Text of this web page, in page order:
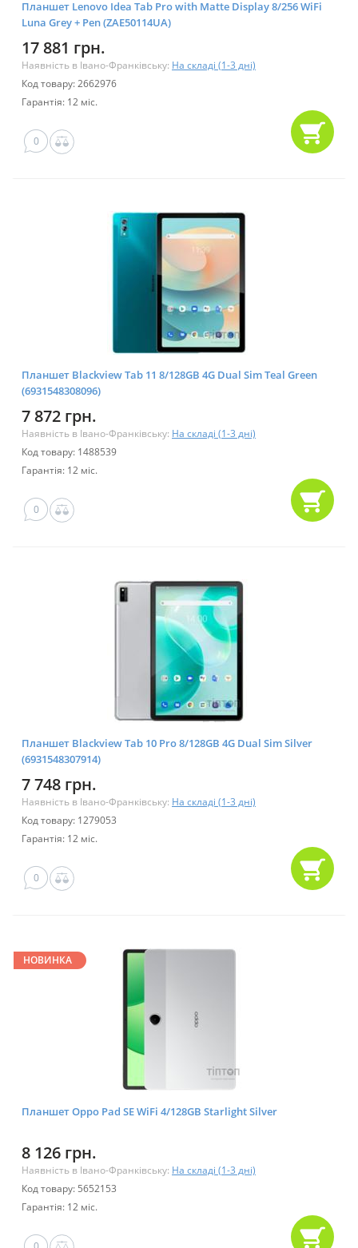
Планшет Lenovo Idea Tab Pro with Matte Display 8/256 WiFi
Luna Grey + Pen (ZAE50114UA)
17 881 грн.
Наявність в Івано-Франківську: На складі (1-3 дні)
Код товару: 2662976
Гарантія: 12 міс.
0
Планшет Blackview Tab 11 8/128GB 4G Dual Sim Teal Green
(6931548308096)
7 872 грн.
Наявність в Івано-Франківську: На складі (1-3 дні)
Код товару: 1488539
Гарантія: 12 міс.
0
Планшет Blackview Tab 10 Pro 8/128GB 4G Dual Sim Silver
(6931548307914)
7 748 грн.
Наявність в Івано-Франківську: На складі (1-3 дні)
Код товару: 1279053
Гарантія: 12 міс.
0
НОВИНКА
Планшет Oppo Pad SE WiFi 4/128GB Starlight Silver
8 126 грн.
Наявність в Івано-Франківську: На складі (1-3 дні)
Код товару: 5652153
Гарантія: 12 міс.